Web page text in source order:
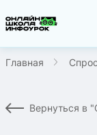
Главная
Вернуться в